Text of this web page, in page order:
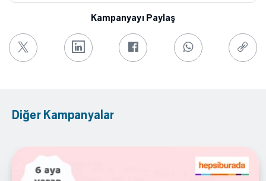
Kampanyayı Paylaş
Diğer Kampanyalar